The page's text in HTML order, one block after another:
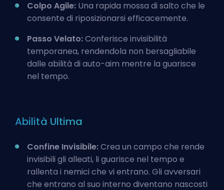
Colpo Agile: Una rapida mossa di salto che le
consente di riposizionarsi efficacemente.
Passo Velato:Conferisce invisibilità
temporanea, rendendola non bersagliabile
dalle abilità di auto-aim mentre la guarisce
nel tempo.
Abilità Ultima
Confine Invisibile:Crea un campo che rende
invisibili gli alleati, li guarisce nel tempo e
rallenta i nemici che vi entrano. Gli avversari
che entrano al suo interno diventano nascosti